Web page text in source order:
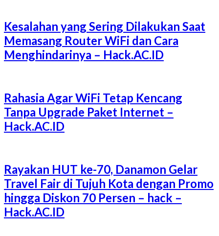
Kesalahan yang Sering Dilakukan Saat
Memasang Router WiFi dan Cara
Menghindarinya – Hack.AC.ID
Rahasia Agar WiFi Tetap Kencang
Tanpa Upgrade Paket Internet –
Hack.AC.ID
Rayakan HUT ke-70, Danamon Gelar
Travel Fair di Tujuh Kota dengan Promo
hingga Diskon 70 Persen – hack –
Hack.AC.ID